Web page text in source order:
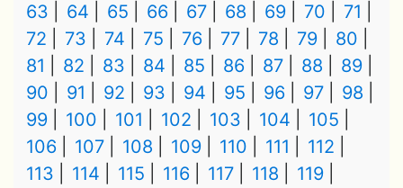
63
64 65 66 67 68 69 70
71
72
73 74 75 76 77 78 79
80
81
82 83 84 85 86 87 88
89
90
91 92 93 94 95 96 97
98
99
100 101 102 103 104
105
106
107 108 109 110 111
112
113
114 115 116 117 118
119